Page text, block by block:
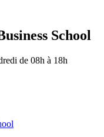
School
de 08h à 18h